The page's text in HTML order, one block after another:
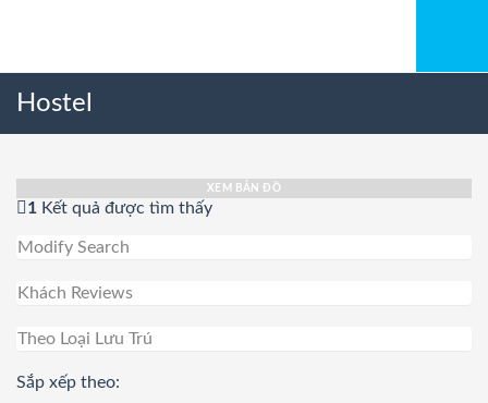
Hostel
XEM BẢN ĐỒ
1 Kết quả được tìm thấy
Modify Search
Khách Reviews
Theo Loại Lưu Trú
Sắp xếp theo: